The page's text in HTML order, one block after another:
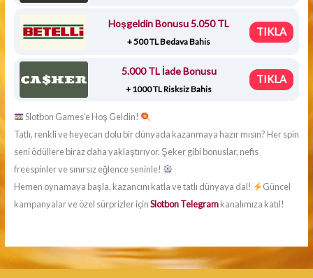
Hoşgeldin Bonusu 5.050 TL
+ 500 TL Bedava Bahis
TIKLA
5.000 TL İade Bonusu
+ 1000 TL Risksiz Bahis
TIKLA
Slotbon Games’e Hoş Geldin!
Tatlı, renkli ve heyecan dolu bir dünyada kazanmaya hazır mısın? Her spin
seni ödüllere biraz daha yaklaştırıyor. Şeker gibi bonuslar, nefis
freespinler ve sınırsız eğlence seninle!
Hemen oynamaya başla, kazancını katla ve tatlı dünyaya dal!
Güncel
kampanyalar ve özel sürprizler içinSlotbon Telegramkanalımıza katıl!